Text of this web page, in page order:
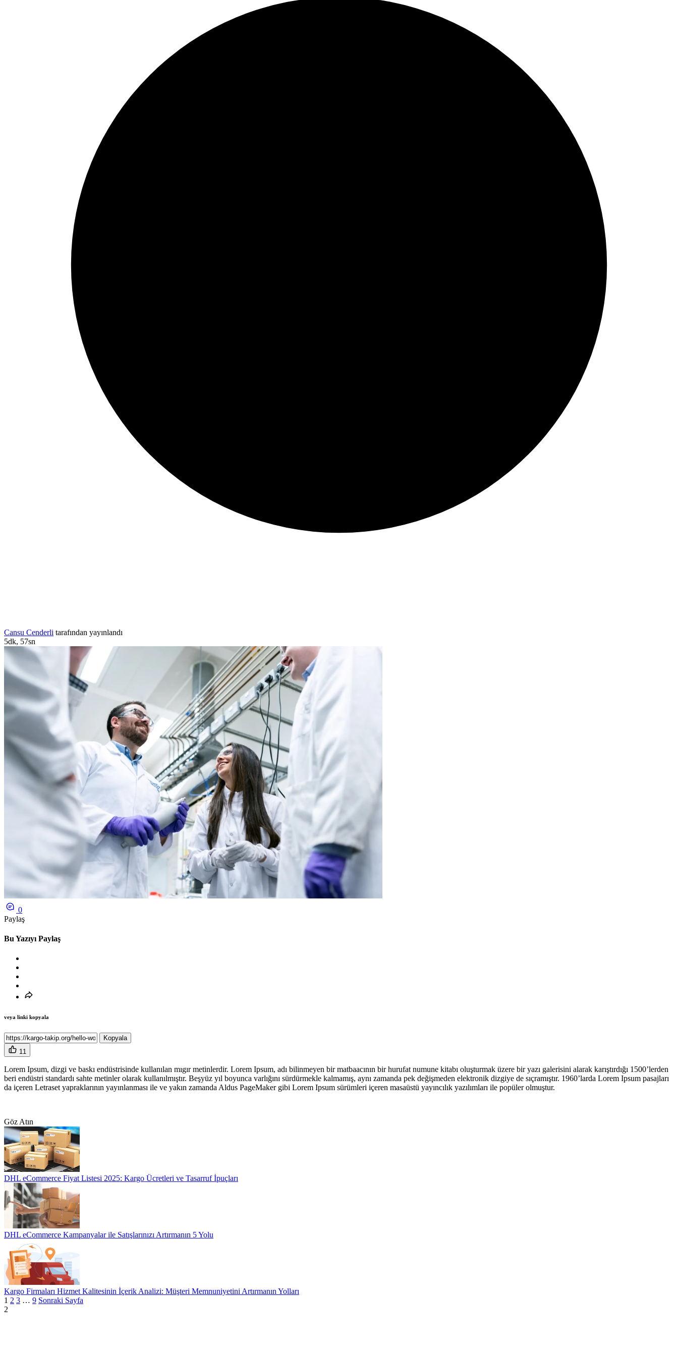
Cansu Cenderli tarafından yayınlandı
5dk, 57sn
0
Paylaş
Bu Yazıyı Paylaş
veya linki kopyala
Kopyala
11
Lorem Ipsum, dizgi ve baskı endüstrisinde kullanılan mıgır metinlerdir. Lorem Ipsum, adı bilinmeyen bir matbaacının bir hurufat numune kitabı oluşturmak üzere bir yazı galerisini alarak karıştırdığı 1500’lerden
beri endüstri standardı sahte metinler olarak kullanılmıştır. Beşyüz yıl boyunca varlığını sürdürmekle kalmamış, aynı zamanda pek değişmeden elektronik dizgiye de sıçramıştır. 1960’larda Lorem Ipsum pasajları
da içeren Letraset yapraklarının yayınlanması ile ve yakın zamanda Aldus PageMaker gibi Lorem Ipsum sürümleri içeren masaüstü yayıncılık yazılımları ile popüler olmuştur.
Göz Atın
DHL eCommerce Fiyat Listesi 2025: Kargo Ücretleri ve Tasarruf İpuçları
DHL eCommerce Kampanyalar ile Satışlarınızı Artırmanın 5 Yolu
Kargo Firmaları Hizmet Kalitesinin İçerik Analizi: Müşteri Memnuniyetini Artırmanın Yolları
1 2 3 … 9 Sonraki Sayfa
2